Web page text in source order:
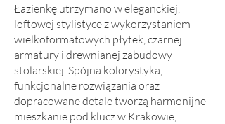
Łazienkę utrzymano w eleganckiej,
loftowej stylistyce z wykorzystaniem
wielkoformatowych płytek, czarnej
armatury i drewnianej zabudowy
stolarskiej. Spójna kolorystyka,
funkcjonalne rozwiązania oraz
dopracowane detale tworzą harmonijne
mieszkanie pod klucz w Krakowie,